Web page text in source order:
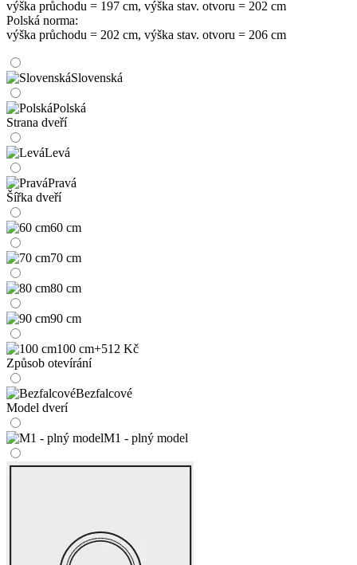
výška průchodu = 197 cm, výška stav. otvoru = 202 cm
Polská norma:
výška průchodu = 202 cm, výška stav. otvoru = 206 cm
Slovenská
Polská
Strana dveří
Levá
Pravá
Šířka dveří
60 cm
70 cm
80 cm
90 cm
100 cm+512 Kč
Způsob otevírání
Bezfalcové
Model dverí
M1 - plný model